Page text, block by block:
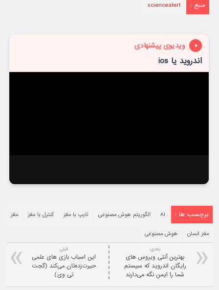
منبع : sciencealert
ویدیوی پیشنهادی
اندروید یا ios
برچسب ها : AI الگوریتم هوش مصنوعی تایپ با مغز کنترل با مغز مغز
مغز انسان هوش مصنوعی
قبلی
این اسباب بازی های علمی
حیرت‌زده‌تان می‌کند (گجت
تی وی)
بعدی:
بهترین آنتی ویروس های
رایگان اندروید که سیستم
شما را ایمن نگه می‌دارند